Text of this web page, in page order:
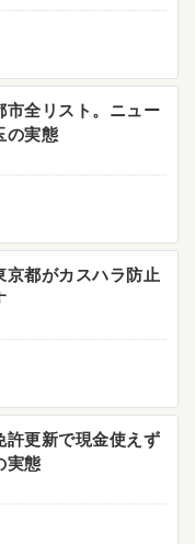
市全リスト。ニュー
の実態
京都がカスハラ防止
許更新で現金使えず
実態